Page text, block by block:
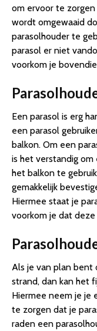
om ervoor te
wordt omgewaaid
parasolhouder te
parasol er niet
voorkom je
Een parasol is erg
een parasol
balkon. Om een
is het verstandig om
het balkon te
gemakkelijk
Hiermee staat je
voorkom je dat
Als je van plan bent
strand, dan kan het
Hiermee neem je je
te zorgen dat je
raden een